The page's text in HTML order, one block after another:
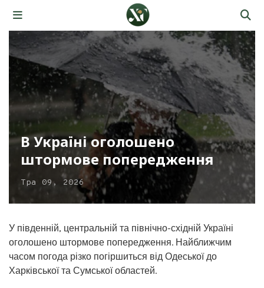
В Україні оголошено
штормове попередження
Тра 09, 2026
У південній, центральній та північно-східній Україні
оголошено штормове попередження. Найближчим
часом погода різко погіршиться від Одеської до
Харківської та Сумської областей.